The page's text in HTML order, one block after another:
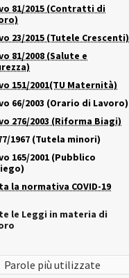
81/2015 (Contratti di
23/2015 (Tutele Crescenti)
81/2008 (Salute e
151/2001(TU Maternità)
66/2003 (Orario di Lavoro)
276/2003 (Riforma Biagi)
1967 (Tutela minori)
165/2001 (Pubblico
la normativa COVID-19
le Leggi in materia di
Parole più utilizzate